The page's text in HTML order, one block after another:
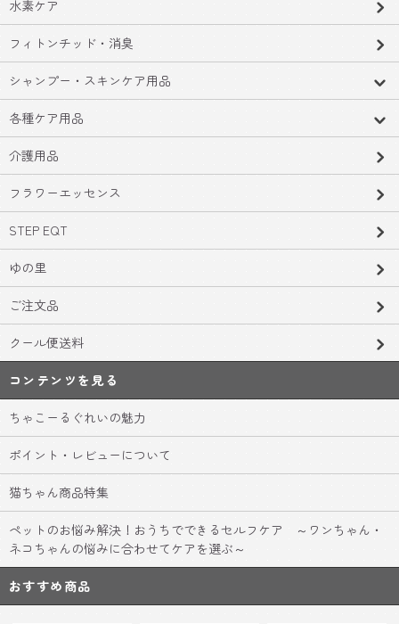
水素ケア
フィトンチッド・消臭
シャンプー・スキンケア用品
各種ケア用品
介護用品
フラワーエッセンス
STEP EQT
ゆの里
ご注文品
クール便送料
コンテンツを見る
ちゃこーるぐれいの魅力
ポイント・レビューについて
猫ちゃん商品特集
ペットのお悩み解決！おうちでできるセルフケア ～ワンちゃん・
ネコちゃんの悩みに合わせてケアを選ぶ～
おすすめ商品